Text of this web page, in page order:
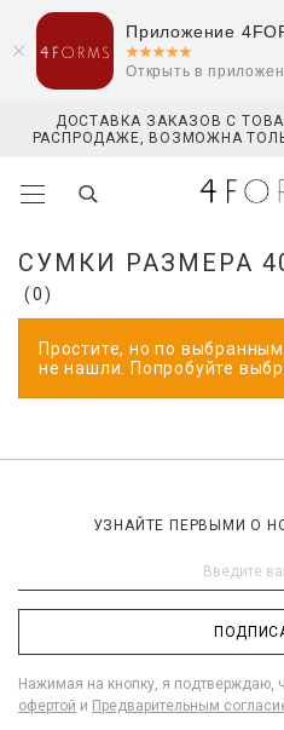
ДОСТАВКА ЗАКАЗОВ С
РАСПРОДАЖЕ, ВОЗМОЖНА
СУМКИ РАЗМЕРА
(0)
Простите, но по
не нашли. Попробуйте
УЗНАЙТЕ ПЕРВЫМИ О
Нажимая на кнопку, я подтверждаю,
офертой и Предварительным
Приложение
Открыть в